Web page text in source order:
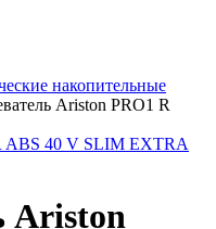
накопительные
Ariston PRO1 R
Ariston